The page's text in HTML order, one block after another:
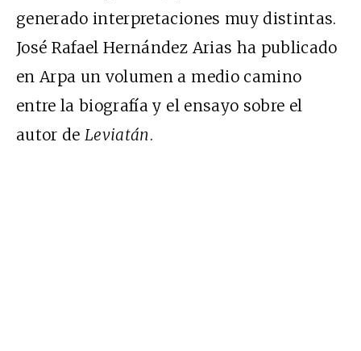
generado interpretaciones muy distintas.
José Rafael Hernández Arias ha publicado
en Arpa un volumen a medio camino
entre la biografía y el ensayo sobre el
autor de Leviatán.